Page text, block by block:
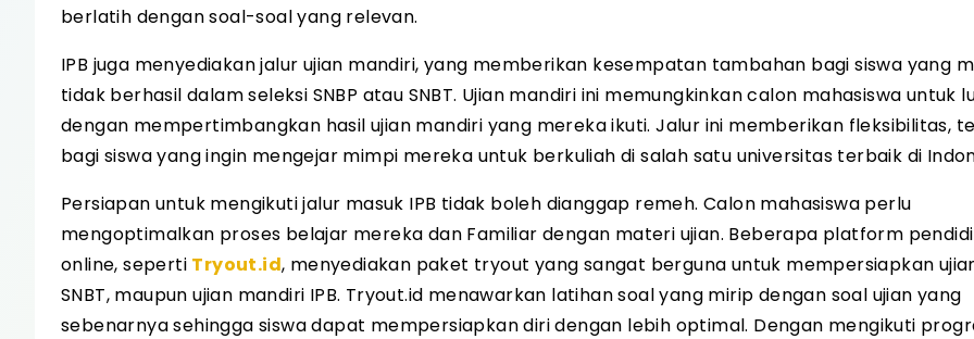
berlatih dengan soal-soal yang relevan.
IPB juga menyediakan jalur ujian mandiri, yang memberikan kesempatan tambahan bagi siswa yang
tidak berhasil dalam seleksi SNBP atau SNBT. Ujian mandiri ini memungkinkan calon mahasiswa untuk
dengan mempertimbangkan hasil ujian mandiri yang mereka ikuti. Jalur ini memberikan fleksibilitas,
bagi siswa yang ingin mengejar mimpi mereka untuk berkuliah di salah satu universitas terbaik di
Persiapan untuk mengikuti jalur masuk IPB tidak boleh dianggap remeh. Calon mahasiswa perlu
mengoptimalkan proses belajar mereka dan Familiar dengan materi ujian. Beberapa platform
online, seperti Tryout.id, menyediakan paket tryout yang sangat berguna untuk mempersiapkan ujian
SNBT, maupun ujian mandiri IPB. Tryout.id menawarkan latihan soal yang mirip dengan soal ujian yang
sebenarnya sehingga siswa dapat mempersiapkan diri dengan lebih optimal. Dengan mengikuti